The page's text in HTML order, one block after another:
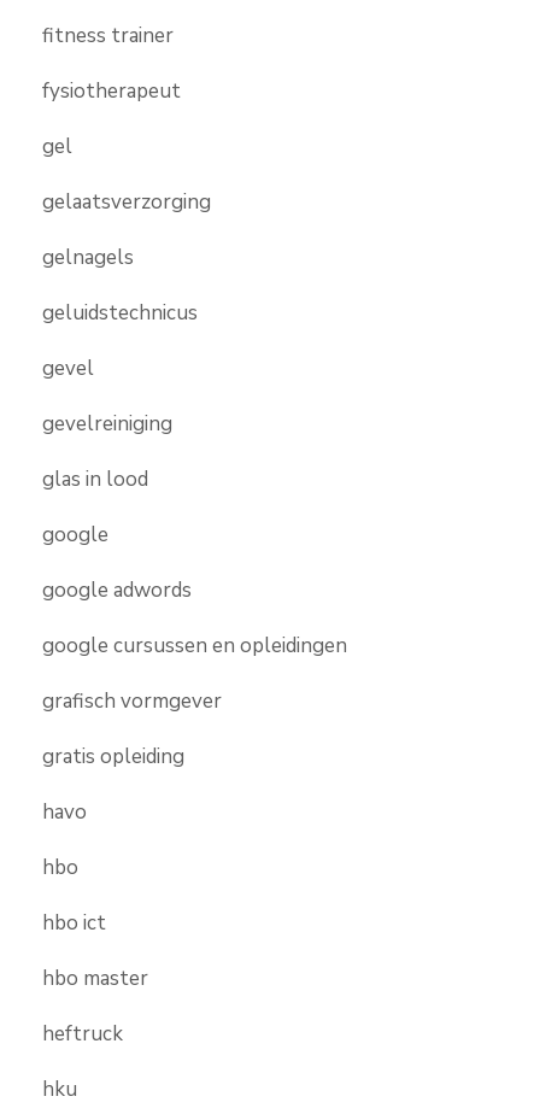
fitness trainer
fysiotherapeut
gel
gelaatsverzorging
gelnagels
geluidstechnicus
gevel
gevelreiniging
glas in lood
google
google adwords
google cursussen en opleidingen
grafisch vormgever
gratis opleiding
havo
hbo
hbo ict
hbo master
heftruck
hku